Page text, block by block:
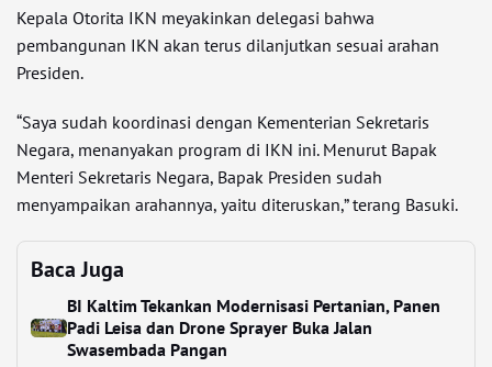
Kepala Otorita IKN meyakinkan delegasi bahwa
pembangunan IKN akan terus dilanjutkan sesuai arahan
Presiden.
“Saya sudah koordinasi dengan Kementerian Sekretaris
Negara, menanyakan program di IKN ini. Menurut Bapak
Menteri Sekretaris Negara, Bapak Presiden sudah
menyampaikan arahannya, yaitu diteruskan,” terang Basuki.
Baca Juga
BI Kaltim Tekankan Modernisasi Pertanian, Panen
Padi Leisa dan Drone Sprayer Buka Jalan
Swasembada Pangan